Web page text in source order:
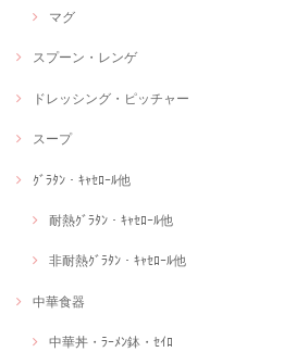
マグ
スプーン・レンゲ
ドレッシング・ピッチャー
スープ
ｸﾞﾗﾀﾝ・ｷｬｾﾛｰﾙ他
耐熱ｸﾞﾗﾀﾝ・ｷｬｾﾛｰﾙ他
非耐熱ｸﾞﾗﾀﾝ・ｷｬｾﾛｰﾙ他
中華食器
中華丼・ﾗｰﾒﾝ鉢・ｾｲﾛ